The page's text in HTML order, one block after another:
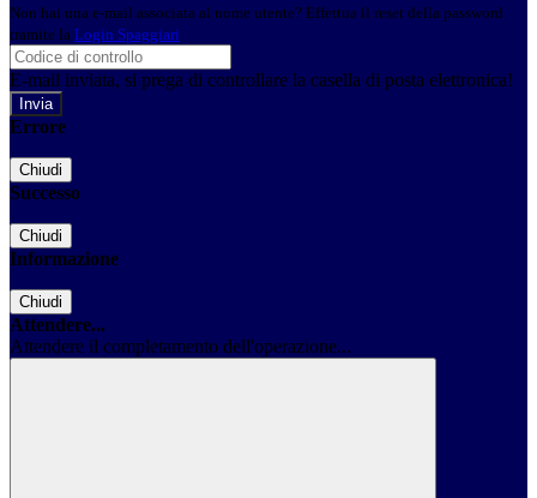
Non hai una e-mail associata al nome utente? Effettua il reset della password
tramite la Login Spaggiari
E-mail inviata, si prega di controllare la casella di posta elettronica!
Errore
Chiudi
Successo
Chiudi
Informazione
Chiudi
Attendere...
Attendere il completamento dell'operazione...